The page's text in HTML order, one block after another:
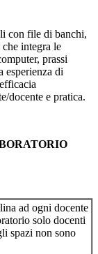
con file di banchi,
integra le
prassi
esperienza di
docente e pratica.
ad ogni docente
solo docenti
spazi non sono